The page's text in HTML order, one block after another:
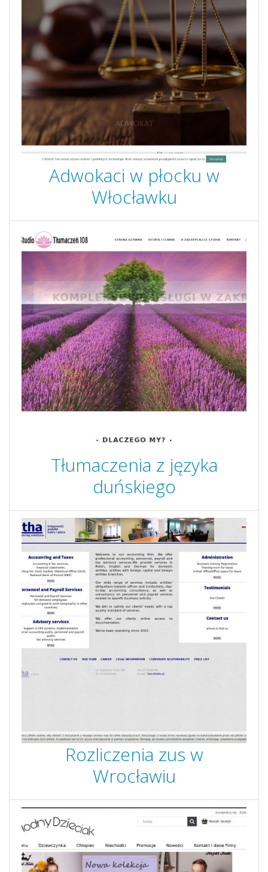
Adwokaci w płocku w
Włocławku
Tłumaczenia z języka
duńskiego
Rozliczenia zus w
Wrocławiu